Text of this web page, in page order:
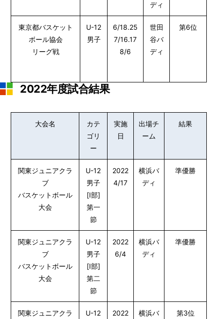
ディ
東京都バスケット
ボール協会
リーグ戦
U-12
男子
6/18.25
7/16.17
8/6
世田
谷バ
ディ
第6位
2022年度試合結果
大会名
カテ
ゴリ
ー
実施
日
出場チ
ーム
結果
関東ジュニアクラ
ブ
バスケットボール
大会
U-12
男子
[Ⅰ部]
第一
節
2022
4/17
横浜バ
ディ
準優勝
関東ジュニアクラ
ブ
バスケットボール
大会
U-12
男子
[Ⅰ部]
第二
節
2022
6/4
横浜バ
ディ
準優勝
関東ジュニアクラ
U-12
2022
横浜バ
第3位